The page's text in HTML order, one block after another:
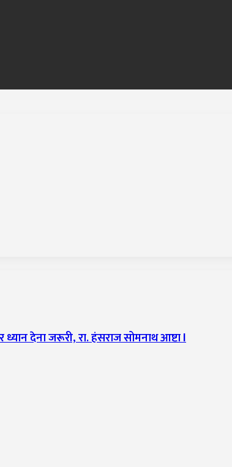
देना जरूरी, रा. हंसराज सोमनाथ आष्टा l